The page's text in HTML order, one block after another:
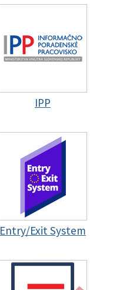
IPP
Entry/Exit System